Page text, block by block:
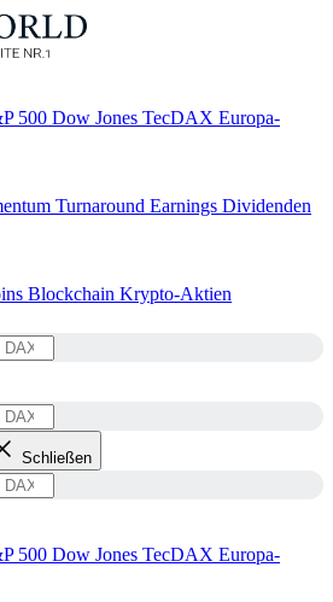
500 Dow Jones TecDAX Europa-
Turnaround Earnings Dividenden
Blockchain Krypto-Aktien
Schließen
500 Dow Jones TecDAX Europa-